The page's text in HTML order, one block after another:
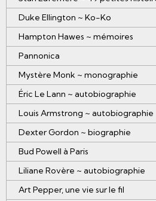
Duke Ellington ~ Ko-Ko
Hampton Hawes ~ mémoires
Pannonica
Mystère Monk ~ monographie
Éric Le Lann ~ autobiographie
Louis Armstrong ~ autobiographie
Dexter Gordon ~ biographie
Bud Powell à Paris
Liliane Rovère ~ autobiographie
Art Pepper, une vie sur le fil